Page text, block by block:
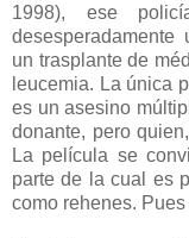
1998), ese
un trasplante de
leucemia. La única
es un asesino
donante, pero
La película se
parte de la cual es
como rehenes.